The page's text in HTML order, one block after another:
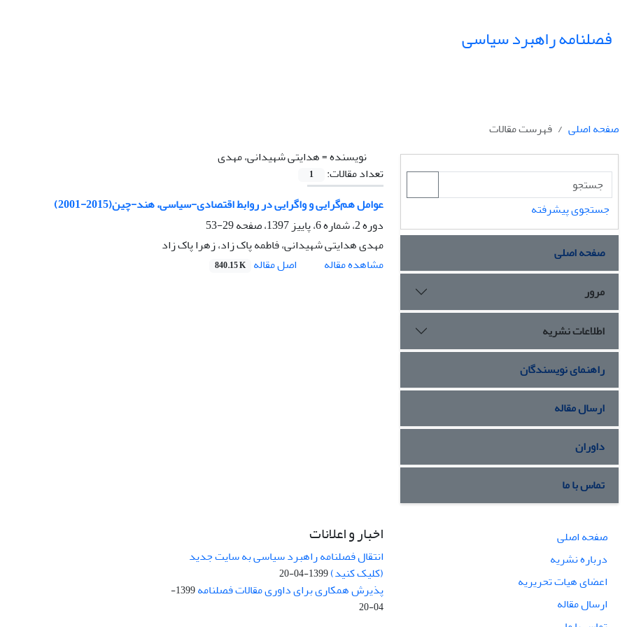
فصلنامه راهبرد سیاسی
صفحه اصلی
فهرست مقالات
نویسنده =هدایتی شهیدانی، مهدی
تعداد مقالات:
1
عوامل هم‌گرایی و واگرایی در روابط اقتصادی-سیاسی، هند-چین(2015-2001)
دوره 2، شماره 6، پاییز 1397، صفحه
29-53
مهدی هدایتی شهیدانی، فاطمه پاک زاد، زهرا پاک زاد
مشاهده مقاله
اصل مقاله 840.15 K
جستجوی پیشرفته
صفحه اصلی
مرور
اطلاعات نشریه
راهنمای نویسندگان
ارسال مقاله
داوران
تماس با ما
صفحه اصلی
درباره نشریه
اعضای هیات تحریریه
ارسال مقاله
اخبار و اعلانات
انتقال فصلنامه راهبرد سیاسی به سایت جدید
(کلیک کنید)1399-04-20
پذیرش همکاری برای داوری مقالات فصلنامه
1399-
04-20